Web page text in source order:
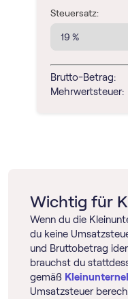
Steuersatz:
Brutto-Betrag:
Mehrwertsteuer:
Wichtig für
Wenn du die
du keine
und Bruttobetrag
brauchst du
gemäß
Umsatzsteuer